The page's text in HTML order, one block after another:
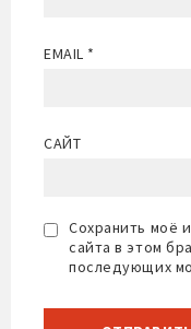
EMAIL *
САЙТ
Сохранить моё
сайта в этом
последующих